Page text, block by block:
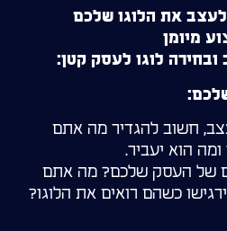
את הלוגו שלכם
מיומן
לוגו לעסק קטן:
חשוב להגדיר מה אתם
הוא יעביר.
של העסק שלכם? מה אתם
כשהם רואים את הלוגו?